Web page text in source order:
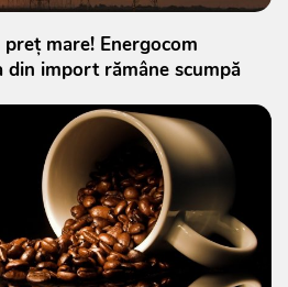
mare! Energocom
din import rămâne scumpă